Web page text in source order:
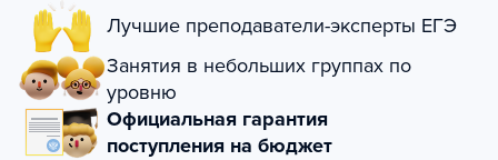
Лучшие преподаватели-эксперты ЕГЭ
Занятия в небольших группах по
уровню
Официальная гарантия
поступления на бюджет